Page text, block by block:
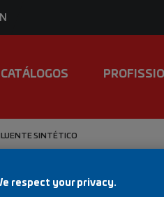
CATÁLOGOS
SINTÉTICO
respect your privacy.